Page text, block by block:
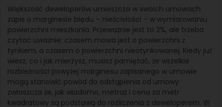
Większość deweloperów umieszcza w swoich umowach
zapis o marginesie błędu – nieścisłości – w wymiarowaniu
powierzchni mieszkania. Przeważnie jest to 2%, ale trzeba
czytać uważnie: czasem mowa jest o powierzchni z
tynkiem, a czasem o powierzchni nieotynkowanej. Kiedy już
wiesz, co i jak mierzysz, musisz pamiętać, że wszelkie
rozbieżności powyżej marginesu zapisanego w umowie
mogą stanowić powód do odstąpienia od umowy:
zwłaszcza że, jak wiadomo, metraż i cena za metr
kwadratowy są podstawą do rozliczenia z deweloperem. W